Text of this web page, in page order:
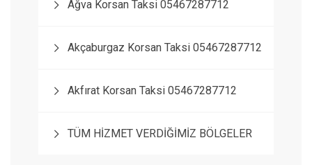
Ağva Korsan Taksi 05467287712
Akçaburgaz Korsan Taksi 05467287712
Akfırat Korsan Taksi 05467287712
TÜM HİZMET VERDİĞİMİZ BÖLGELER